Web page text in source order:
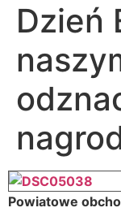
Dzień
Powiatowe